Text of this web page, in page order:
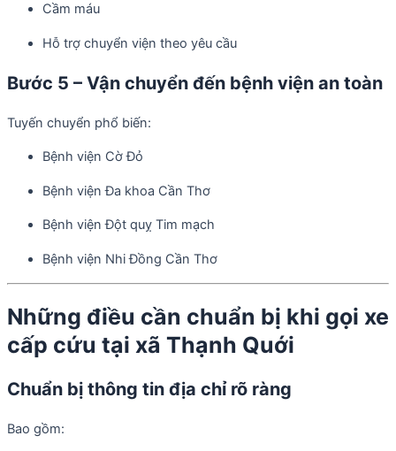
Cầm máu
Hỗ trợ chuyển viện theo yêu cầu
Bước 5 – Vận chuyển đến bệnh viện an toàn
Tuyến chuyển phổ biến:
Bệnh viện Cờ Đỏ
Bệnh viện Đa khoa Cần Thơ
Bệnh viện Đột quỵ Tim mạch
Bệnh viện Nhi Đồng Cần Thơ
Những điều cần chuẩn bị khi gọi xe
cấp cứu tại xã Thạnh Quới
Chuẩn bị thông tin địa chỉ rõ ràng
Bao gồm: